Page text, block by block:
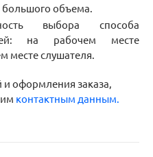
большого объема.
выбора способа
на рабочем месте
месте слушателя.
и оформления заказа,
контактным данным.